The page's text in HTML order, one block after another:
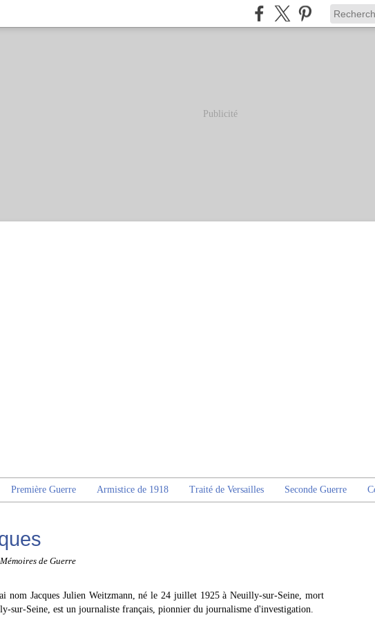
Publicité
Première Guerre Armistice de 1918 Traité de Versailles Seconde Guerre
de Guerre
nom Jacques Julien Weitzmann, né le 24 juillet 1925 à Neuilly-sur-Seine, mort
sur-Seine, est un journaliste français, pionnier du journalisme d'investigation.